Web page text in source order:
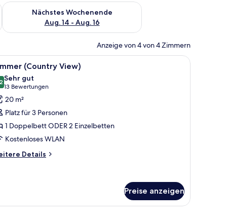
Aug. 7 - Aug. 9.
Nächstes Wochenende
Aug. 14 - Aug. 16
Überprüfe die Verfügbarkeit für nächstes Wochenende, Aug.
Anzeige von 4 von 4 Zimmern
einem Schreibtisch mit Stuhl, einem kleinen Tisch und Meerblick durch
Ein Hotelzimmer mit einem großen Bett,
5 (Country View)
von 10
Sehr gut
13 Bewertungen
(13
Bewertungen)
20 m²
Platz für 3 Personen
1 Doppelbett ODER 2 Einzelbetten
Kostenloses WLAN
Details
Preise anzeigen